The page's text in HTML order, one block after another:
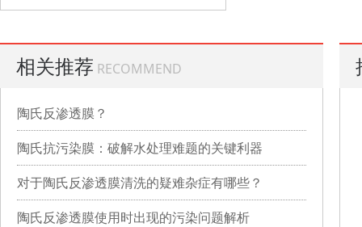
相关推荐 RECOMMEND
陶氏反渗透膜？
陶氏抗污染膜：破解水处理难题的关键利器
对于陶氏反渗透膜清洗的疑难杂症有哪些？
陶氏反渗透膜使用时出现的污染问题解析